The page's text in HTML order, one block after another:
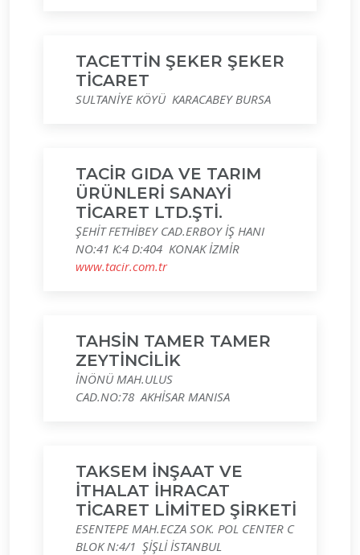
TACETTİN ŞEKER ŞEKER
TİCARET
SULTANİYE KÖYÜ KARACABEY BURSA
TACİR GIDA VE TARIM
ÜRÜNLERİ SANAYİ
TİCARET LTD.ŞTİ.
ŞEHİT FETHİBEY CAD.ERBOY İŞ HANI
NO:41 K:4 D:404 KONAK İZMİR
www.tacir.com.tr
TAHSİN TAMER TAMER
ZEYTİNCİLİK
İNÖNÜ MAH.ULUS
CAD.NO:78 AKHİSAR MANISA
TAKSEM İNŞAAT VE
İTHALAT İHRACAT
TİCARET LİMİTED ŞİRKETİ
ESENTEPE MAH.ECZA SOK. POL CENTER C
BLOK N:4/1 ŞİŞLİ İSTANBUL